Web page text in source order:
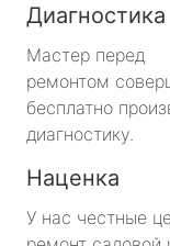
Диагностика
Мастер перед
ремонтом
бесплатно
диагностику.
Наценка
У нас честные